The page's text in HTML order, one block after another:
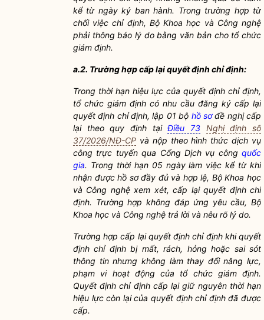
kể từ ngày ký ban hành. Trong trường hợp từ
chối việc chỉ định, Bộ Khoa học và Công nghệ
phải thông báo lý do bằng văn bản cho tổ chức
giám định.
a.2. Trường hợp cấp lại quyết định chỉ định:
Trong thời hạn hiệu lực của quyết định chỉ định,
tổ chức giám định có nhu cầu đăng ký cấp lại
quyết định chỉ định, lập 01 bộ hồ sơđề nghị cấp
lại theo quy định tạiĐiều 73 Nghị định số
37/2026/NĐ-CP và nộp theo hình thức dịch vụ
công trực tuyến qua Cổng Dịch vụ công quốc
gia. Trong thời hạn 05 ngày làm việc kể từ khi
nhận đượchồ sơđầy đủ và hợp lệ, Bộ Khoa học
và Công nghệ xem xét, cấp lại quyết định chỉ
định. Trường hợp không đáp ứng yêu cầu, Bộ
Khoa học và Công nghệ trả lời và nêu rõ lý do.
Trường hợp cấp lại quyết định chỉ định khi quyết
định chỉ định bị mất, rách, hỏng hoặc sai sót
thông tin nhưng không làm thay đổi năng lực,
phạm vi hoạt động của tổ chức giám định.
Quyết định chỉ định cấp lại giữ nguyên thời hạn
hiệu lực còn lại của quyết định chỉ định đã được
cấp.